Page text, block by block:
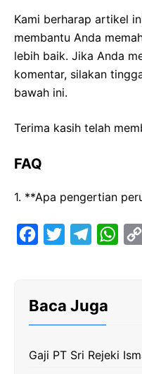
Kami berharap artikel
membantu Anda
lebih baik. Jika Anda
komentar, silakan
bawah ini.
Terima kasih telah
FAQ
1. **Apa pengertian
o
g
a
W
p
Baca Juga
Gaji PT Sri Rejeki